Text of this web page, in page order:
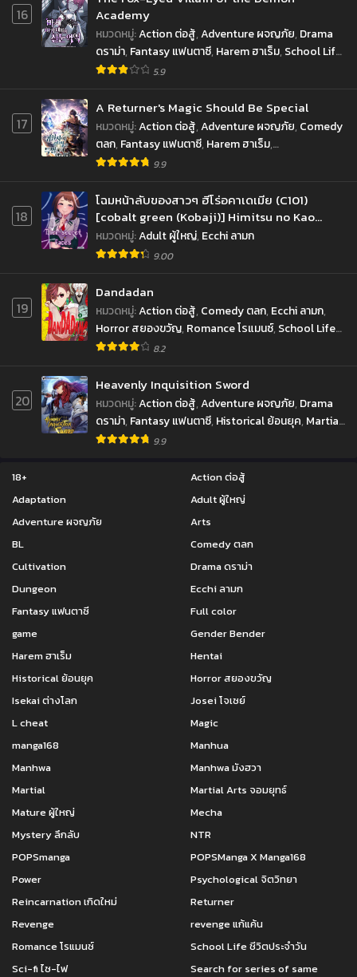
16
Academy
หมวดหมู่:Action ต่อสู้,Adventure ผจญภัย, Drama
ดราม่า, Fantasy แฟนตาซี, Harem ฮาเร็ม, School Life
ชีวิตประจำวัน,Shounen โชเน็น
5.9
17
A Returner's Magic Should Be Special
หมวดหมู่:Action ต่อสู้,Adventure ผจญภัย, Comedy
ตลก, Fantasy แฟนตาซี, Harem ฮาเร็ม,
Reincarnation เกิดใหม่
9.9
18
โฉมหน้าลับของสาวๆ ฮีโร่อคาเดเมีย (C101)
[cobalt green (Kobaji)] Himitsu no Kao
Their secret faces (My Hero Academia)
หมวดหมู่:Adult ผู้ใหญ่, Ecchi ลามก
9.00
19
Dandadan
หมวดหมู่:Action ต่อสู้, Comedy ตลก, Ecchi ลามก,
Horror สยองขวัญ, Romance โรแมนซ์, School Life
ชีวิตประจำวัน,Sci-fi ไซ-ไฟ
8.2
20
Heavenly Inquisition Sword
หมวดหมู่:Action ต่อสู้,Adventure ผจญภัย, Drama
ดราม่า, Fantasy แฟนตาซี, Historical ย้อนยุค, Martial
Arts จอมยุทธ์,Shounen โชเน็น
9.9
18+
Action ต่อสู้
Adaptation
Adult ผู้ใหญ่
Adventure ผจญภัย
Arts
BL
Comedy ตลก
Cultivation
Drama ดราม่า
Dungeon
Ecchi ลามก
Fantasy แฟนตาซี
Full color
game
Gender Bender
Harem ฮาเร็ม
Hentai
Historical ย้อนยุค
Horror สยองขวัญ
Isekai ต่างโลก
Josei โจเซย์
L cheat
Magic
manga168
Manhua
Manhwa
Manhwa มังฮวา
Martial
Martial Arts จอมยุทธ์
Mature ผู้ใหญ่
Mecha
Mystery ลึกลับ
NTR
POPSmanga
POPSManga X Manga168
Power
Psychological จิตวิทยา
Reincarnation เกิดใหม่
Returner
Revenge
revenge แก้แค้น
Romance โรแมนซ์
School Life ชีวิตประจำวัน
Sci-fi ไซ-ไฟ
Search for series of same